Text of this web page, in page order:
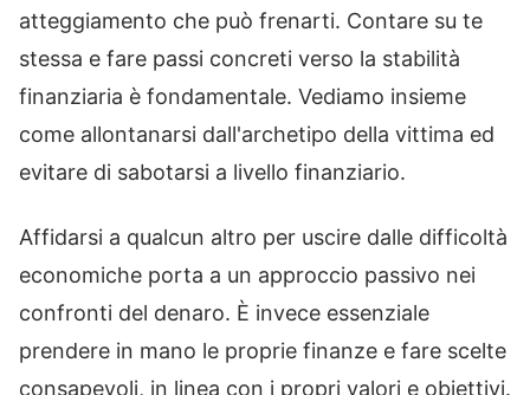
atteggiamento che può frenarti. Contare su te
stessa e fare passi concreti verso la stabilità
finanziaria è fondamentale. Vediamo insieme
come allontanarsi dall'archetipo della vittima ed
evitare di sabotarsi a livello finanziario.
Affidarsi a qualcun altro per uscire dalle difficoltà
economiche porta a un approccio passivo nei
confronti del denaro. È invece essenziale
prendere in mano le proprie finanze e fare scelte
consapevoli, in linea con i propri valori e obiettivi.